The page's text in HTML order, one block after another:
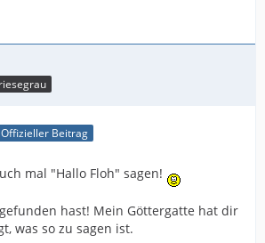
Offizieller Beitrag
mal "Hallo Floh" sagen!
hast! Mein Göttergatte hat dir
was so zu sagen ist.